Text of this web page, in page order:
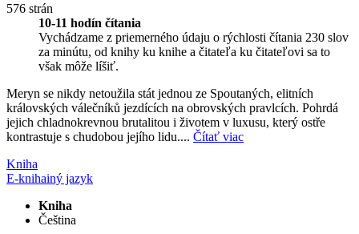
576 strán
10-11 hodín čítania
Vychádzame z priemerného údaju o rýchlosti čítania 230 slov
za minútu, od knihy ku knihe a čitateľa ku čitateľovi sa to
však môže líšiť.
Meryn se nikdy netoužila stát jednou ze Spoutaných, elitních
královských válečníků jezdících na obrovských pravlcích. Pohrdá
jejich chladnokrevnou brutalitou i životem v luxusu, který ostře
kontrastuje s chudobou jejího lidu.... Čítať viac
Kniha
E-knihainý jazyk
Kniha
Čeština